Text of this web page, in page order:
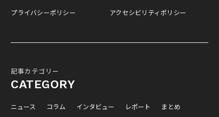
プライバシーポリシー アクセシビリティポリシー
記事カテゴリー
CATEGORY
ニュース コラム インタビュー レポート
まとめ